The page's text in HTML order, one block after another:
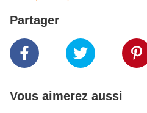
Partager
Vous aimerez aussi